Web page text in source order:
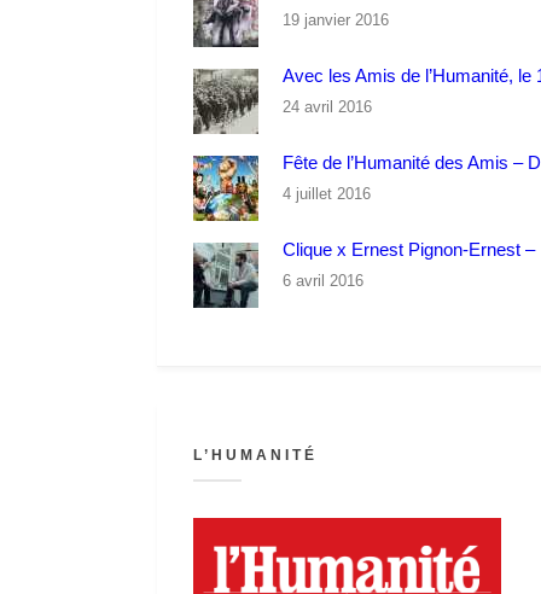
19 janvier 2016
Avec les Amis de l’Humanité, le
24 avril 2016
Fête de l’Humanité des Amis –
4 juillet 2016
Clique x Ernest Pignon-Ernest
6 avril 2016
L’HUMANITÉ